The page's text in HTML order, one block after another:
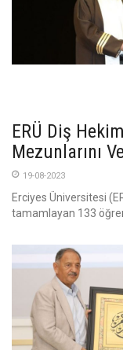
ERÜ Diş
Mezunlarını
19-08-2023
Erciyes Üniversitesi
tamamlayan 133